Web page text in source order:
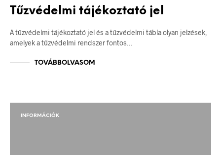
Tűzvédelmi tájékoztató jel
A tűzvédelmi tájékoztató jel és a tűzvédelmi tábla olyan jelzések,
amelyek a tűzvédelmi rendszer fontos…
TOVÁBBOLVASOM
INFORMÁCIÓK